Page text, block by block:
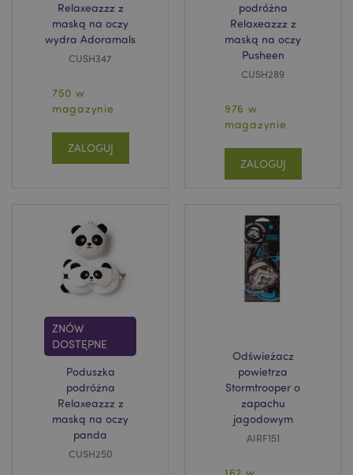
Relaxeazzz z
maską na oczy
wydra Adoramals
CUSH347
750 w
magazynie
ZALOGUJ
podróżna
Relaxeazzz z
maską na oczy
Pusheen
CUSH289
976 w
magazynie
ZALOGUJ
ZNÓW
DOSTĘPNE
Poduszka
podróżna
Relaxeazzz z
maską na oczy
panda
CUSH250
Odświeżacz
powietrza
Stormtrooper o
zapachu
jagodowym
AIRF151
162 w